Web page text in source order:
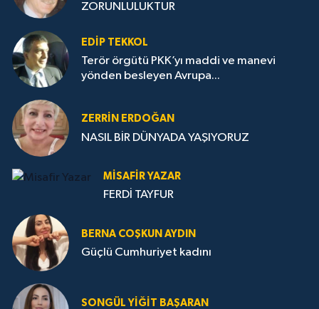
ZORUNLULUKTUR
EDIP TEKKOL
Terör örgütü PKK’yı maddi ve manevi
yönden besleyen Avrupa...
ZERRIN ERDOĞAN
NASIL BİR DÜNYADA YAŞIYORUZ
MISAFIR YAZAR
FERDİ TAYFUR
BERNA COŞKUN AYDIN
Güçlü Cumhuriyet kadını
SONGÜL YIĞIT BAŞARAN